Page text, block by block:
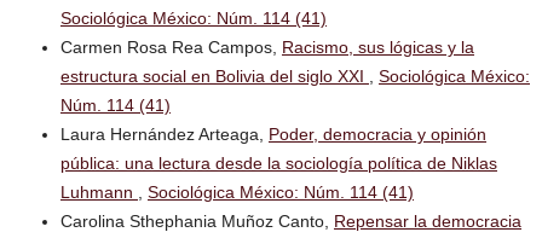
Sociológica México: Núm. 114 (41)
Carmen Rosa Rea Campos, Racismo, sus lógicas y la
estructura social en Bolivia del siglo XXI
Sociológica México:
Núm. 114 (41)
Laura Hernández Arteaga, Poder, democracia y opinión
pública: una lectura desde la sociología política de Niklas
Luhmann
Sociológica México: Núm. 114 (41)
Carolina Sthephania Muñoz Canto, Repensar la democracia